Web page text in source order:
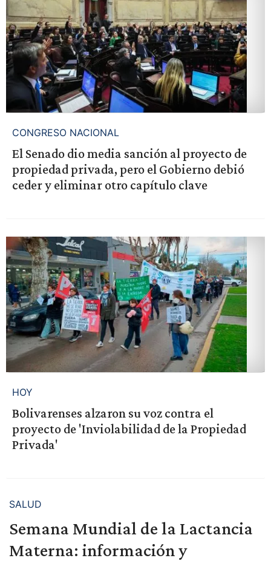
CONGRESO NACIONAL
El Senado dio media sanción al proyecto de
propiedad privada, pero el Gobierno debió
ceder y eliminar otro capítulo clave
HOY
Bolivarenses alzaron su voz contra el
proyecto de 'Inviolabilidad de la Propiedad
Privada'
SALUD
Semana Mundial de la Lactancia
Materna: información y